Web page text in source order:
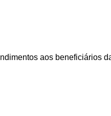
aos beneficiários